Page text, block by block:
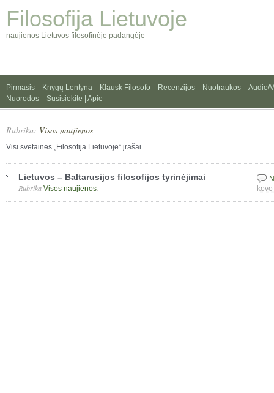
Filosofija Lietuvoje
naujienos Lietuvos filosofinėje padangėje
Pirmasis Knygų Lentyna Klausk Filosofo Recenzijos Nuotraukos
Audio/
Nuorodos
Susisiekite | Apie
Rubrika: Visos naujienos
Visi svetainės „Filosofija Lietuvoje“ įrašai
Lietuvos – Baltarusijos filosofijos tyrinėjimai
Rubrika Visos naujienos